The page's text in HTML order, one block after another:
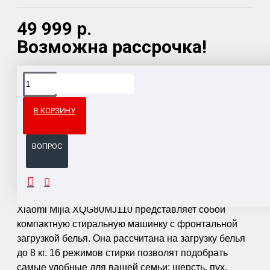
49 999 р.
Возможна рассрочка!
В КОРЗИНУ
ВОПРОС
Доставка товара по всему Таможенному союзу.
ОПИСАНИЕ
Xiaomi Mijia XQG80MJ110 представляет собой
компактную стиральную машинку с фронтальной
загрузкой белья. Она рассчитана на загрузку белья
до 8 кг. 16 режимов стирки позволят подобрать
самые удобные для вашей семьи: шерсть, пух,